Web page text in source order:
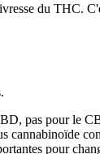
du THC.
pas pour le
cannabinoïde
pour